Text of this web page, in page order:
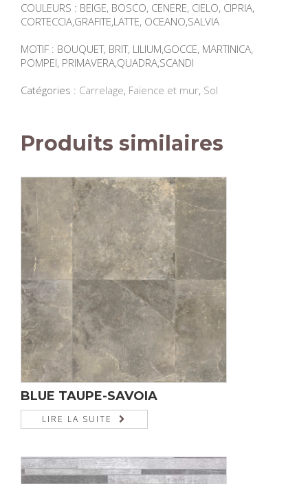
COULEURS : BEIGE, BOSCO, CENERE, CIELO, CIPRIA,
CORTECCIA,GRAFITE,LATTE, OCEANO,SALVIA
MOTIF : BOUQUET, BRIT, LILIUM,GOCCE, MARTINICA,
POMPEI, PRIMAVERA,QUADRA,SCANDI
Catégories : Carrelage, Faïence et mur, Sol
Produits similaires
BLUE TAUPE-SAVOIA
LIRE LA SUITE